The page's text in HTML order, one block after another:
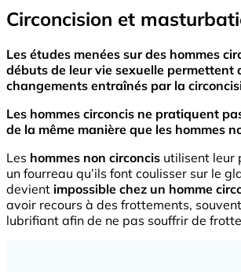
Circoncision et
Les études menées sur des hommes
débuts de leur vie sexuelle permettent
changements entraînés par la
Les hommes circoncis ne pratiquent
de la même manière que les hommes
Les hommes non circoncis utilisent leur
un fourreau qu’ils font coulisser sur le
devient impossible chez un homme
avoir recours à des frottements,
lubrifiant afin de ne pas souffrir de